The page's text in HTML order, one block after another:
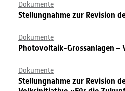
Dokumente
Stellungnahme zur Revision
Dokumente
Photovoltaik-Grossanlagen –
Dokumente
Stellungnahme zur Revision